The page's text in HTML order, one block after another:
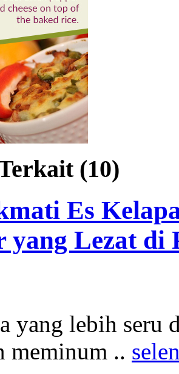
(10)
Es
yang Lezat di
yang lebih seru
meminum ..